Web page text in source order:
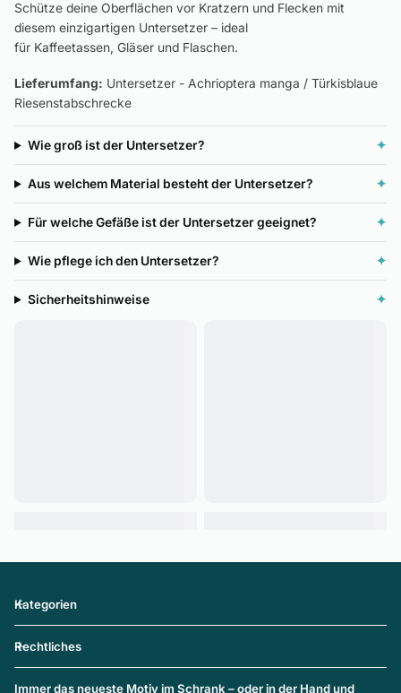
Schütze deine Oberflächen vor Kratzern und Flecken mit
diesem einzigartigen Untersetzer – ideal
für Kaffeetassen, Gläser und Flaschen.
Lieferumfang: Untersetzer - Achrioptera manga / Türkisblaue
Riesenstabschrecke
Wie groß ist der Untersetzer? ✦
Aus welchem Material besteht der Untersetzer? ✦
Für welche Gefäße ist der Untersetzer geeignet? ✦
Wie pflege ich den Untersetzer? ✦
Sicherheitshinweise ✦
Kategorien
Rechtliches
Immer das neueste Motiv im Schrank – oder in der Hand und